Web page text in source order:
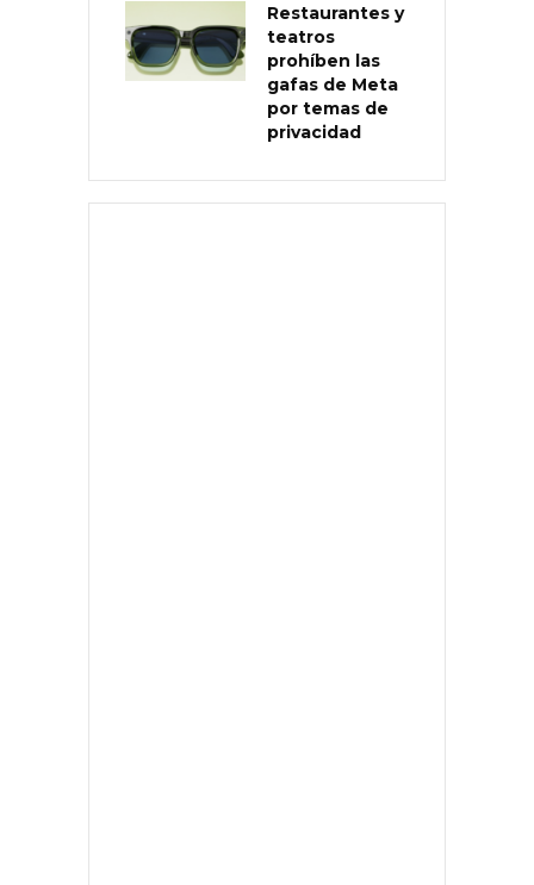
Restaurantes y
teatros
prohíben las
gafas de Meta
por temas de
privacidad